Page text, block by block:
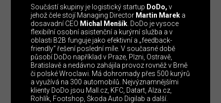
Součástí skupiny je logistický startup DoDo,v
jehož čele stojí Managing Director Martin Marek a
dosavadní CEO Michal Menšík . DoDo je vysoce
flexibilní osobní asistenční a kurýrní služba a v
oblasti B2B funguje jako efektivní a „feedback-
friendly“ řešení poslední míle. V současné době
působí DoDo například v Praze, Plzni, Ostravě,
Bratislavě a nedávno zahájila provoz rovněž v Brně
či polské Wroclawi. Má dohromady přes 500 kurýrů
a využívá na 300 automobilů. Nejvýznamnějšími
klienty DoDo jsou Mall.cz, KFC, Datart, Alza.cz,
Rohlík, Footshop, Škoda Auto Digilab a další.